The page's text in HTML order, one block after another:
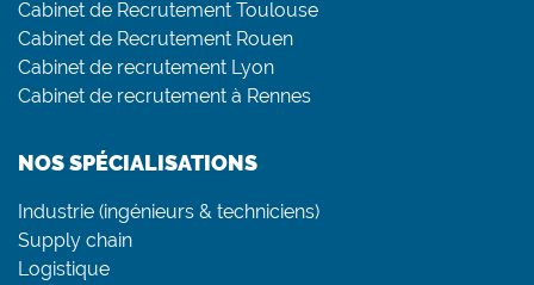
Cabinet de Recrutement Toulouse
Cabinet de Recrutement Rouen
Cabinet de recrutement Lyon
Cabinet de recrutement à Rennes
NOS SPÉCIALISATIONS
Industrie (ingénieurs & techniciens)
Supply chain
Logistique